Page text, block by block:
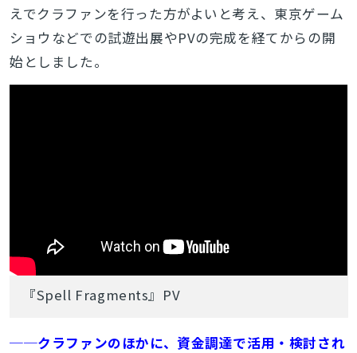
えでクラファンを行った方がよいと考え、東京ゲーム
ショウなどでの試遊出展やPVの完成を経てからの開
始としました。
『Spell Fragments』PV
──クラファンのほかに、資金調達で活用・検討され